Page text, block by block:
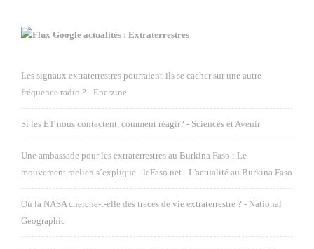
Google actualités : Extraterrestres
Les signaux extraterrestres pourraient-ils se cacher sur une autre
fréquence radio ? - Enerzine
Si les ET nous contactent, comment réagir? - Sciences et Avenir
Une ambassade pour les extraterrestres au Burkina Faso : Le
mouvement raëlien s’explique - leFaso.net - L'actualité au Burkina Faso
Où la NASA cherche-t-elle des traces de vie extraterrestre ? - National
Geographic